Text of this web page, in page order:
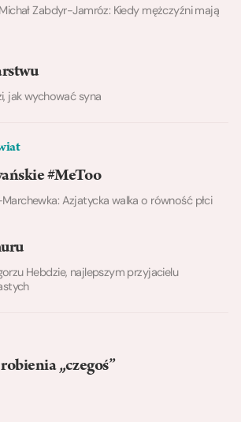
Zabdyr-Jamróz: Kiedy mężczyźni mają
jak wychować syna
#MeToo
Azjatycka walka o równość płci
Hebdzie, najlepszym przyjacielu
„czegoś”